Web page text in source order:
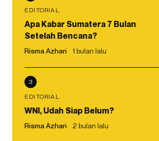
EDITORIAL
Apa Kabar Sumatera 7 Bulan
Setelah Bencana?
Risma Azhari 1 bulan lalu
3
EDITORIAL
WNI, Udah Siap Belum?
Risma Azhari 2 bulan lalu